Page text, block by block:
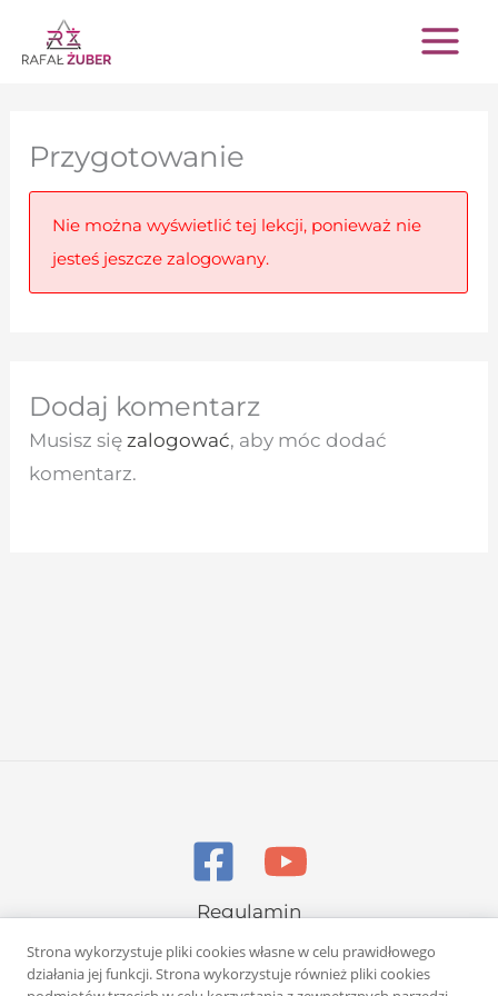
Przejdź
do
Przygotowanie
Nie można wyświetlić tej lekcji, ponieważ nie
jesteś jeszcze zalogowany.
Dodaj komentarz
Musisz sięzalogować, aby móc dodać
komentarz.
Regulamin
Polityka prywatności
Strona wykorzystuje pliki cookies własne w celu prawidłowego
działania jej funkcji. Strona wykorzystuje również pliki cookies